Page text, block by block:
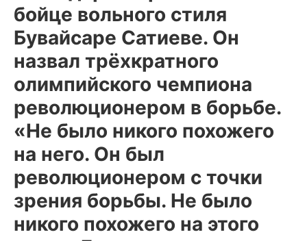
бойце вольного стиля
Бувайсаре Сатиеве. Он
назвал трёхкратного
олимпийского чемпиона
революционером в борьбе.
«Не было никого похожего
на него. Он был
революционером с точки
зрения борьбы. Не было
никого похожего на этого